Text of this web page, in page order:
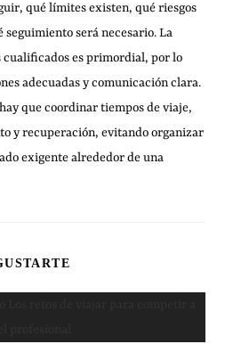
qué límites existen, qué riesgos
será necesario. La
cualificados es primordial, por lo
adecuadas y comunicación clara.
que coordinar tiempos de viaje,
y recuperación, evitando organizar
exigente alrededor de una